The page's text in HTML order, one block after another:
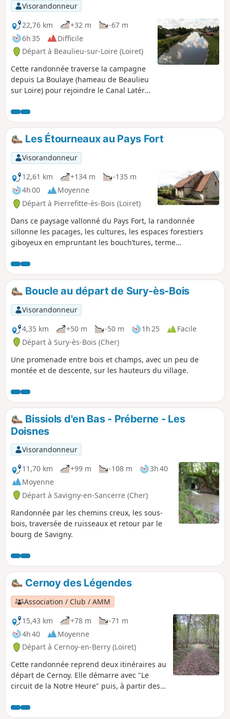
Visorandonneur
22,76 km
+32 m
-67 m
6h 35
Difficile
Départ à Beaulieu-sur-Loire (Loiret)
Cette randonnée traverse la campagne
depuis La Boulaye (hameau de Beaulieu
sur Loire) pour rejoindre le Canal Latéral
puis rejoint le circuit "Loire à Vélo" pour
arriver à Cosne-Cours-sur-Loire,
charmante petite bourgade chargée
d'histoire.
Les Étourneaux au Pays Fort
Visorandonneur
12,61 km
+134 m
-135 m
4h 00
Moyenne
Départ à Pierrefitte-ès-Bois (Loiret)
Dans ce paysage vallonné du Pays Fort, la randonnée
sillonne les pacages, les cultures, les espaces forestiers
giboyeux en empruntant les bouch’tures, terme
chemins bocagers.
Boucle au départ de Sury-ès-Bois
Visorandonneur
4,35 km
+50 m -50 m 1h 25
Facile
Départ à Sury-ès-Bois (Cher)
Une promenade entre bois et champs, avec un peu de
montée et de descente, sur les hauteurs du village.
Bissiols d'en Bas - Préberne - Les
Doisnes
Visorandonneur
11,70 km
+99 m -108 m
3h 40
Moyenne
Départ à Savigny-en-Sancerre (Cher)
Randonnée par les chemins creux, les sous-
bois, traversée de ruisseaux et retour par le
bourg de Savigny.
Cernoy des Légendes
Association / Club / AMM
15,43 km
+78 m
-71 m
4h 40
Moyenne
Départ à Cernoy-en-Berry (Loiret)
Cette randonnée reprend deux itinéraires au
départ de Cernoy. Elle démarre avec "Le
circuit de la Notre Heure" puis, à partir des
Fontaine Saint Loup".